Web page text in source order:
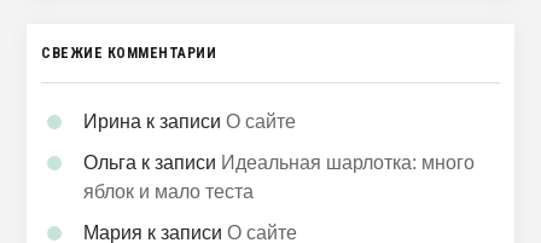
СВЕЖИЕ КОММЕНТАРИИ
Ирина к записиО сайте
Ольга к записи Идеальная шарлотка: много
яблок и мало теста
Мария к записиО сайте